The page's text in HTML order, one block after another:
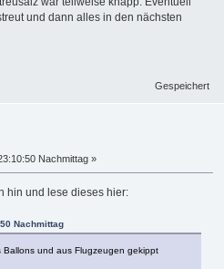
und dann alles in den nächsten
Gespeichert
Nachmittag »
hin und lese dieses hier:
Nachmittag
Ballons und aus Flugzeugen gekippt